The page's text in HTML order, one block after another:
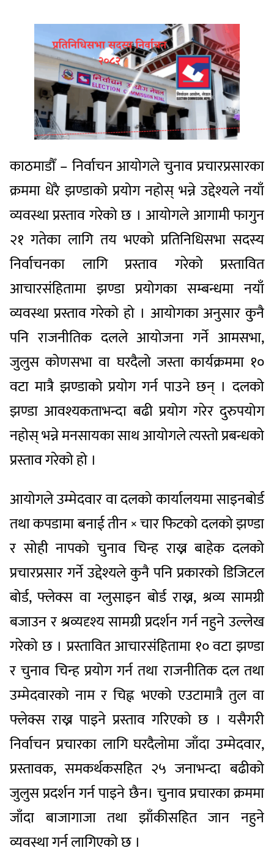
काठमाडौँ – निर्वाचन आयोगले चुनाव प्रचारप्रसारका
क्रममा धेरै झण्डाको प्रयोग नहोस् भन्ने उद्देश्यले नयाँ
व्यवस्था प्रस्ताव गरेको छ । आयोगले आगामी फागुन
२१ गतेका लागि तय भएको प्रतिनिधिसभा सदस्य
निर्वाचनका लागि प्रस्ताव गरेको प्रस्तावित
आचारसंहितामा झण्डा प्रयोगका सम्बन्धमा नयाँ
व्यवस्था प्रस्ताव गरेको हो । आयोगका अनुसार कुनै
पनि राजनीतिक दलले आयोजना गर्ने आमसभा,
जुलुस कोणसभा वा घरदैलो जस्ता कार्यक्रममा १०
वटा मात्रै झण्डाको प्रयोग गर्न पाउने छन् । दलको
झण्डा आवश्यकताभन्दा बढी प्रयोग गरेर दुरुपयोग
नहोस् भन्ने मनसायका साथ आयोगले त्यस्तो प्रबन्धको
प्रस्ताव गरेको हो ।
आयोगले उम्मेदवार वा दलको कार्यालयमा साइनबोर्ड
तथा कपडामा बनाई तीन × चार फिटको दलको झण्डा
र सोही नापको चुनाव चिन्ह राख्न बाहेक दलको
प्रचारप्रसार गर्ने उद्देश्यले कुनै पनि प्रकारको डिजिटल
बोर्ड, फ्लेक्स वा ग्लुसाइन बोर्ड राख्न, श्रव्य सामग्री
बजाउन र श्रव्यदृश्य सामग्री प्रदर्शन गर्न नहुने उल्लेख
गरेको छ । प्रस्तावित आचारसंहितामा १० वटा झण्डा
र चुनाव चिन्ह प्रयोग गर्न तथा राजनीतिक दल तथा
उम्मेदवारको नाम र चिह्न भएको एउटामात्रै तुल वा
फ्लेक्स राख्न पाइने प्रस्ताव गरिएको छ । यसैगरी
निर्वाचन प्रचारका लागि घरदैलोमा जाँदा उम्मेदवार,
प्रस्तावक, समकर्थकसहित २५ जनाभन्दा बढीको
जुलुस प्रदर्शन गर्न पाइने छैन। चुनाव प्रचारका क्रममा
जाँदा बाजागाजा तथा झाँकीसहित जान नहुने
व्यवस्था गर्न लागिएको छ ।